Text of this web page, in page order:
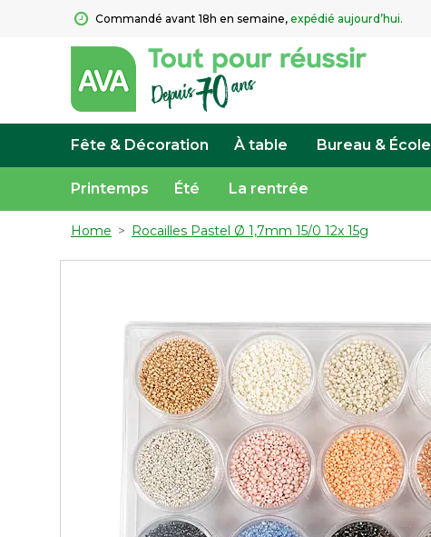
Commandé avant 18h en semaine, expédié aujourd’hui.
Fête & Décoration À table Bureau & École
Printemps Été La rentrée
Home > Rocailles Pastel Ø 1,7mm 15/0 12x 15g